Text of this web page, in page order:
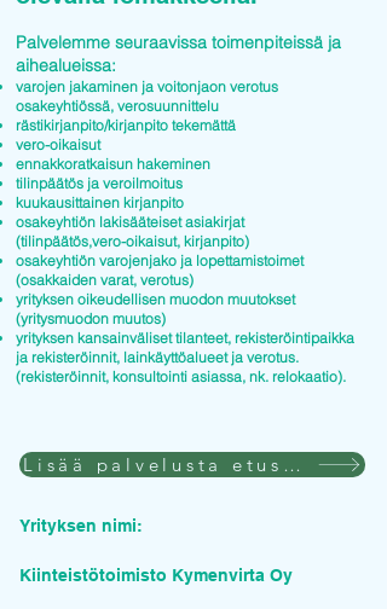
Palvelemme seuraavissa toimenpiteissä ja
aihealueissa:
varojen jakaminen ja voitonjaon verotus
osakeyhtiössä, verosuunnittelu
rästikirjanpito/kirjanpito tekemättä
vero-oikaisut
ennakkoratkaisun hakeminen
tilinpäätös ja veroilmoitus
kuukausittainen kirjanpito
osakeyhtiön lakisääteiset asiakirjat
(tilinpäätös,vero-oikaisut, kirjanpito)
osakeyhtiön varojenjako ja lopettamistoimet
(osakkaiden varat, verotus)
yrityksen oikeudellisen muodon muutokset
(yritysmuodon muutos)
yrityksen kansainväliset tilanteet, rekisteröintipaikka
ja rekisteröinnit, lainkäyttöalueet ja verotus.
(rekisteröinnit, konsultointi asiassa, nk. relokaatio).
Lisää palvelusta etusivulla
Yrityksen nimi:
Kiinteistötoimisto Kymenvirta Oy